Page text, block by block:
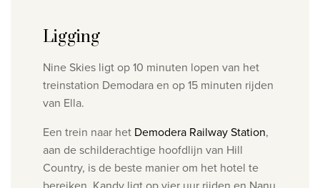
Ligging
Nine Skies ligt op 10 minuten lopen van het
treinstation Demodara en op 15 minuten rijden
van Ella.
Een trein naar het Demodera Railway Station,
aan de schilderachtige hoofdlijn van Hill
Country, is de beste manier om het hotel te